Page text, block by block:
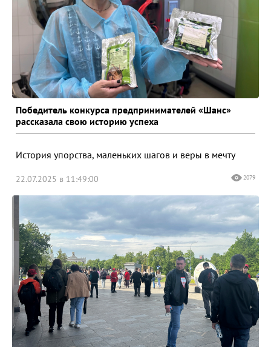
Победитель конкурса предпринимателей «Шанс»
рассказала свою историю успеха
История упорства, маленьких шагов и веры в мечту
22.07.2025 в 11:49:00 2079